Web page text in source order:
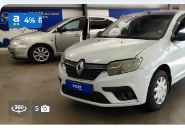
4%
5